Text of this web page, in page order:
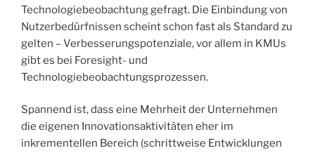
Technologiebeobachtung gefragt. Die Einbindung von
Nutzerbedürfnissen scheint schon fast als Standard zu
gelten – Verbesserungspotenziale, vor allem in KMUs
gibt es bei Foresight- und
Technologiebeobachtungsprozessen.
Spannend ist, dass eine Mehrheit der Unternehmen
die eigenen Innovationsaktivitäten eher im
inkrementellen Bereich (schrittweise Entwicklungen